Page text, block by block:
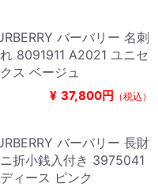
バーバリー 名刺
8091911 A2021 ユニセ
ス ベージュ
¥ 37,800円 （税込）
バーバリー 長財
折小銭入付き 3975041
ィース ピンク